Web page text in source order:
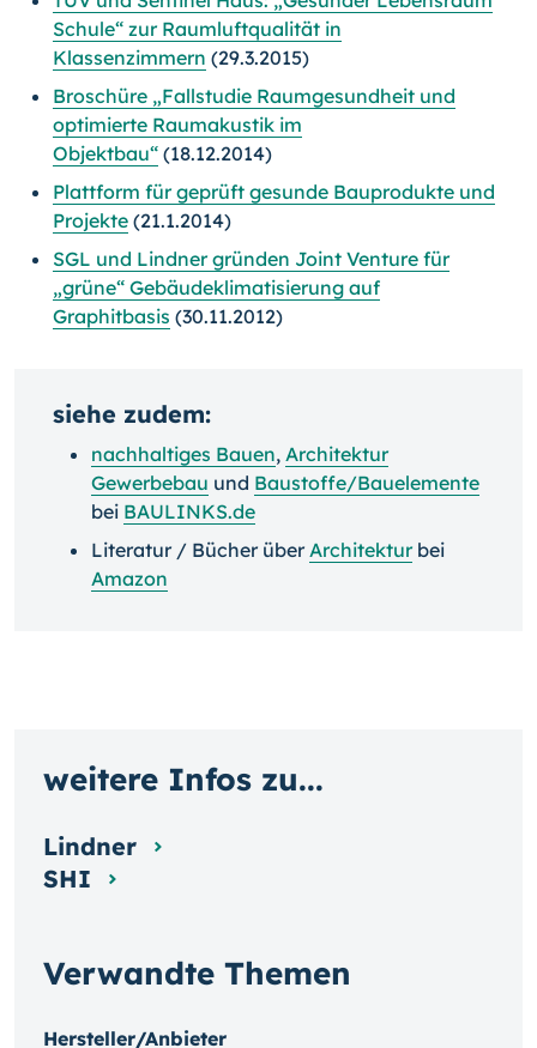
Schule“ zur Raumluftqualität in
Klassenzimmern (29.3.2015)
Broschüre „Fallstudie Raumgesundheit und
optimierte Raumakustik im
Objektbau“ (18.12.2014)
Plattform für geprüft gesunde Bauprodukte und
Projekte (21.1.2014)
SGL und Lindner gründen Joint Venture für
„grüne“ Gebäudeklimatisierung auf
Graphitbasis (30.11.2012)
siehe zudem:
nachhaltiges Bauen, Architektur
Gewerbebau und Baustoffe/Bauelemente
bei BAULINKS.de
Literatur / Bücher überArchitekturbei
Amazon
Verwandte Themen
Hersteller/Anbieter
weitere Infos zu...
Lindner
SHI